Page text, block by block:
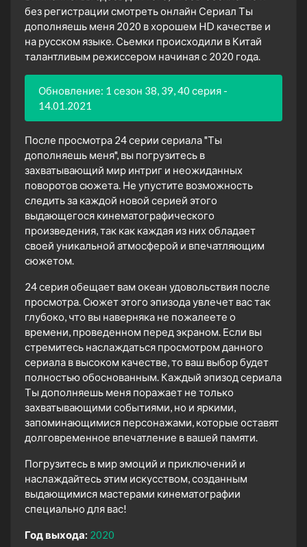
без регистрации смотреть онлайн Сериал Ты
дополняешь меня 2020 в хорошем HD качестве и
на русском языке. Сьемки происходили в Китай
талантливым режиссером начиная с 2020 года.
Обновление: 1 сезон 38, 39, 40 серия -
14.01.2021
После просмотра 24 серии сериала "Ты
дополняешь меня", вы погрузитесь в
захватывающий мир интриг и неожиданных
поворотов сюжета. Не упустите возможность
следить за каждой новой серией этого
выдающегося кинематографического
произведения, так как каждая из них обладает
своей уникальной атмосферой и впечатляющим
сюжетом.
24 серия обещает вам океан удовольствия после
просмотра. Сюжет этого эпизода увлечет вас так
глубоко, что вы наверняка не пожалеете о
времени, проведенном перед экраном. Если вы
стремитесь наслаждаться просмотром данного
сериала в высоком качестве, то ваш выбор будет
полностью обоснованным. Каждый эпизод сериала
Ты дополняешь меня поражает не только
захватывающими событиями, но и яркими,
запоминающимися персонажами, которые оставят
долговременное впечатление в вашей памяти.
Погрузитесь в мир эмоций и приключений и
наслаждайтесь этим искусством, созданным
выдающимися мастерами кинематографии
специально для вас!
Год выхода: 2020